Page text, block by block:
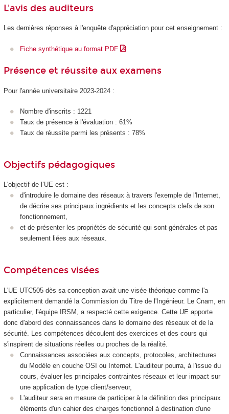
L'avis des auditeurs
Les dernières réponses à l'enquête d'appréciation pour cet enseignement :
Fiche synthétique au format PDF
Présence et réussite aux examens
Pour l'année universitaire 2023-2024 :
Nombre d'inscrits : 1221
Taux de présence à l'évaluation : 61%
Taux de réussite parmi les présents : 78%
Objectifs pédagogiques
L'objectif de l’UE est :
d'introduire le domaine des réseaux à travers l'exemple de l'Internet,
de décrire ses principaux ingrédients et les concepts clefs de son
fonctionnement,
et de présenter les propriétés de sécurité qui sont générales et pas
seulement liées aux réseaux.
Compétences visées
L'UE UTC505 dès sa conception avait une visée théorique comme l'a
explicitement demandé la Commission du Titre de l'Ingénieur. Le Cnam, en
particulier, l'équipe IRSM, a respecté cette exigence. Cette UE apporte
donc d'abord des connaissances dans le domaine des réseaux et de la
sécurité. Les compétences découlent des exercices et des cours qui
s'inspirent de situations réelles ou proches de la réalité.
Connaissances associées aux concepts, protocoles, architectures
du Modèle en couche OSI ou Internet. L'auditeur pourra, à l'issue du
cours, évaluer les principales contraintes réseaux et leur impact sur
une application de type client/serveur,
L'auditeur sera en mesure de participer à la définition des principaux
éléments d'un cahier des charges fonctionnel à destination d'une